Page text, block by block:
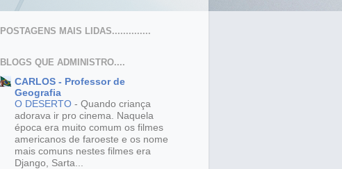
POSTAGENS MAIS LIDAS..............
BLOGS QUE ADMINISTRO....
CARLOS - Professor de
Geografia
O DESERTO - Quando criança
adorava ir pro cinema. Naquela
época era muito comum os filmes
americanos de faroeste e os nome
mais comuns nestes filmes era
Django, Sarta...